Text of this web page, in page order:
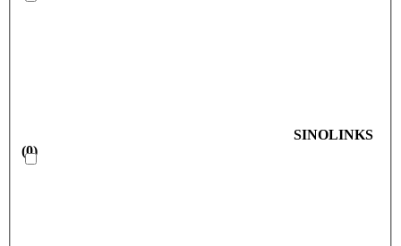
SINOLINKS
(0)